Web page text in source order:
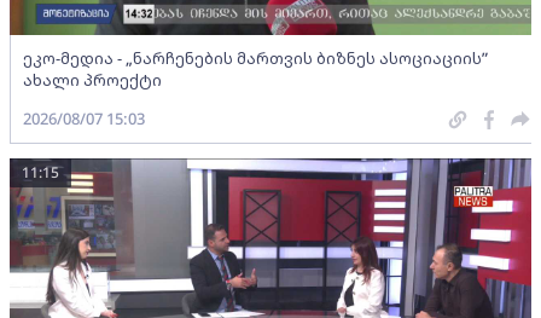
ეკო-მედია - „ნარჩენების მართვის ბიზნეს ასოციაციის”
ახალი პროექტი
2026/08/07 15:03
11:15